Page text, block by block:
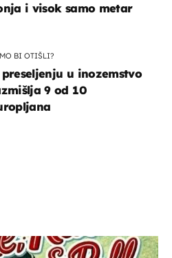
i visok samo metar
BI OTIŠLI?
u inozemstvo
9 od 10